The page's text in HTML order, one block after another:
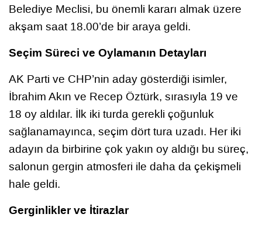
Belediye Meclisi, bu önemli kararı almak üzere
akşam saat 18.00’de bir araya geldi.
Seçim Süreci ve Oylamanın Detayları
AK Parti ve CHP’nin aday gösterdiği isimler,
İbrahim Akın ve Recep Öztürk, sırasıyla 19 ve
18 oy aldılar. İlk iki turda gerekli çoğunluk
sağlanamayınca, seçim dört tura uzadı. Her iki
adayın da birbirine çok yakın oy aldığı bu süreç,
salonun gergin atmosferi ile daha da çekişmeli
hale geldi.
Gerginlikler ve İtirazlar